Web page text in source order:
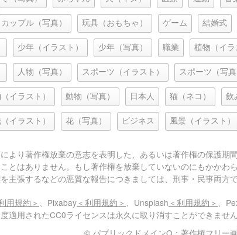
カップル（写真） 玩具（おもちゃ） ゲーム 結婚式
少年（イラスト） 少年（写真） 職業 植物（イラ
人物（写真） スポーツ（イラスト） スポーツ（写真
イラスト） 動物（写真） 日本人 猫（ネコ） 飲
イラスト） 花（写真） ビジネス 風景（イラスト）
より著作権放棄の意志を表明した、あるいは著作権の保護
とはありません。もし著作権を放棄していないのにもかか
主張するなどの悪質な報告につきましては、刑事・民事両方
用規約＞ 、Pixabay ＜利用規約＞ 、Unsplash ＜利用規約＞ 、
適用されたCC0ライセンスは永久に取り消すことができません